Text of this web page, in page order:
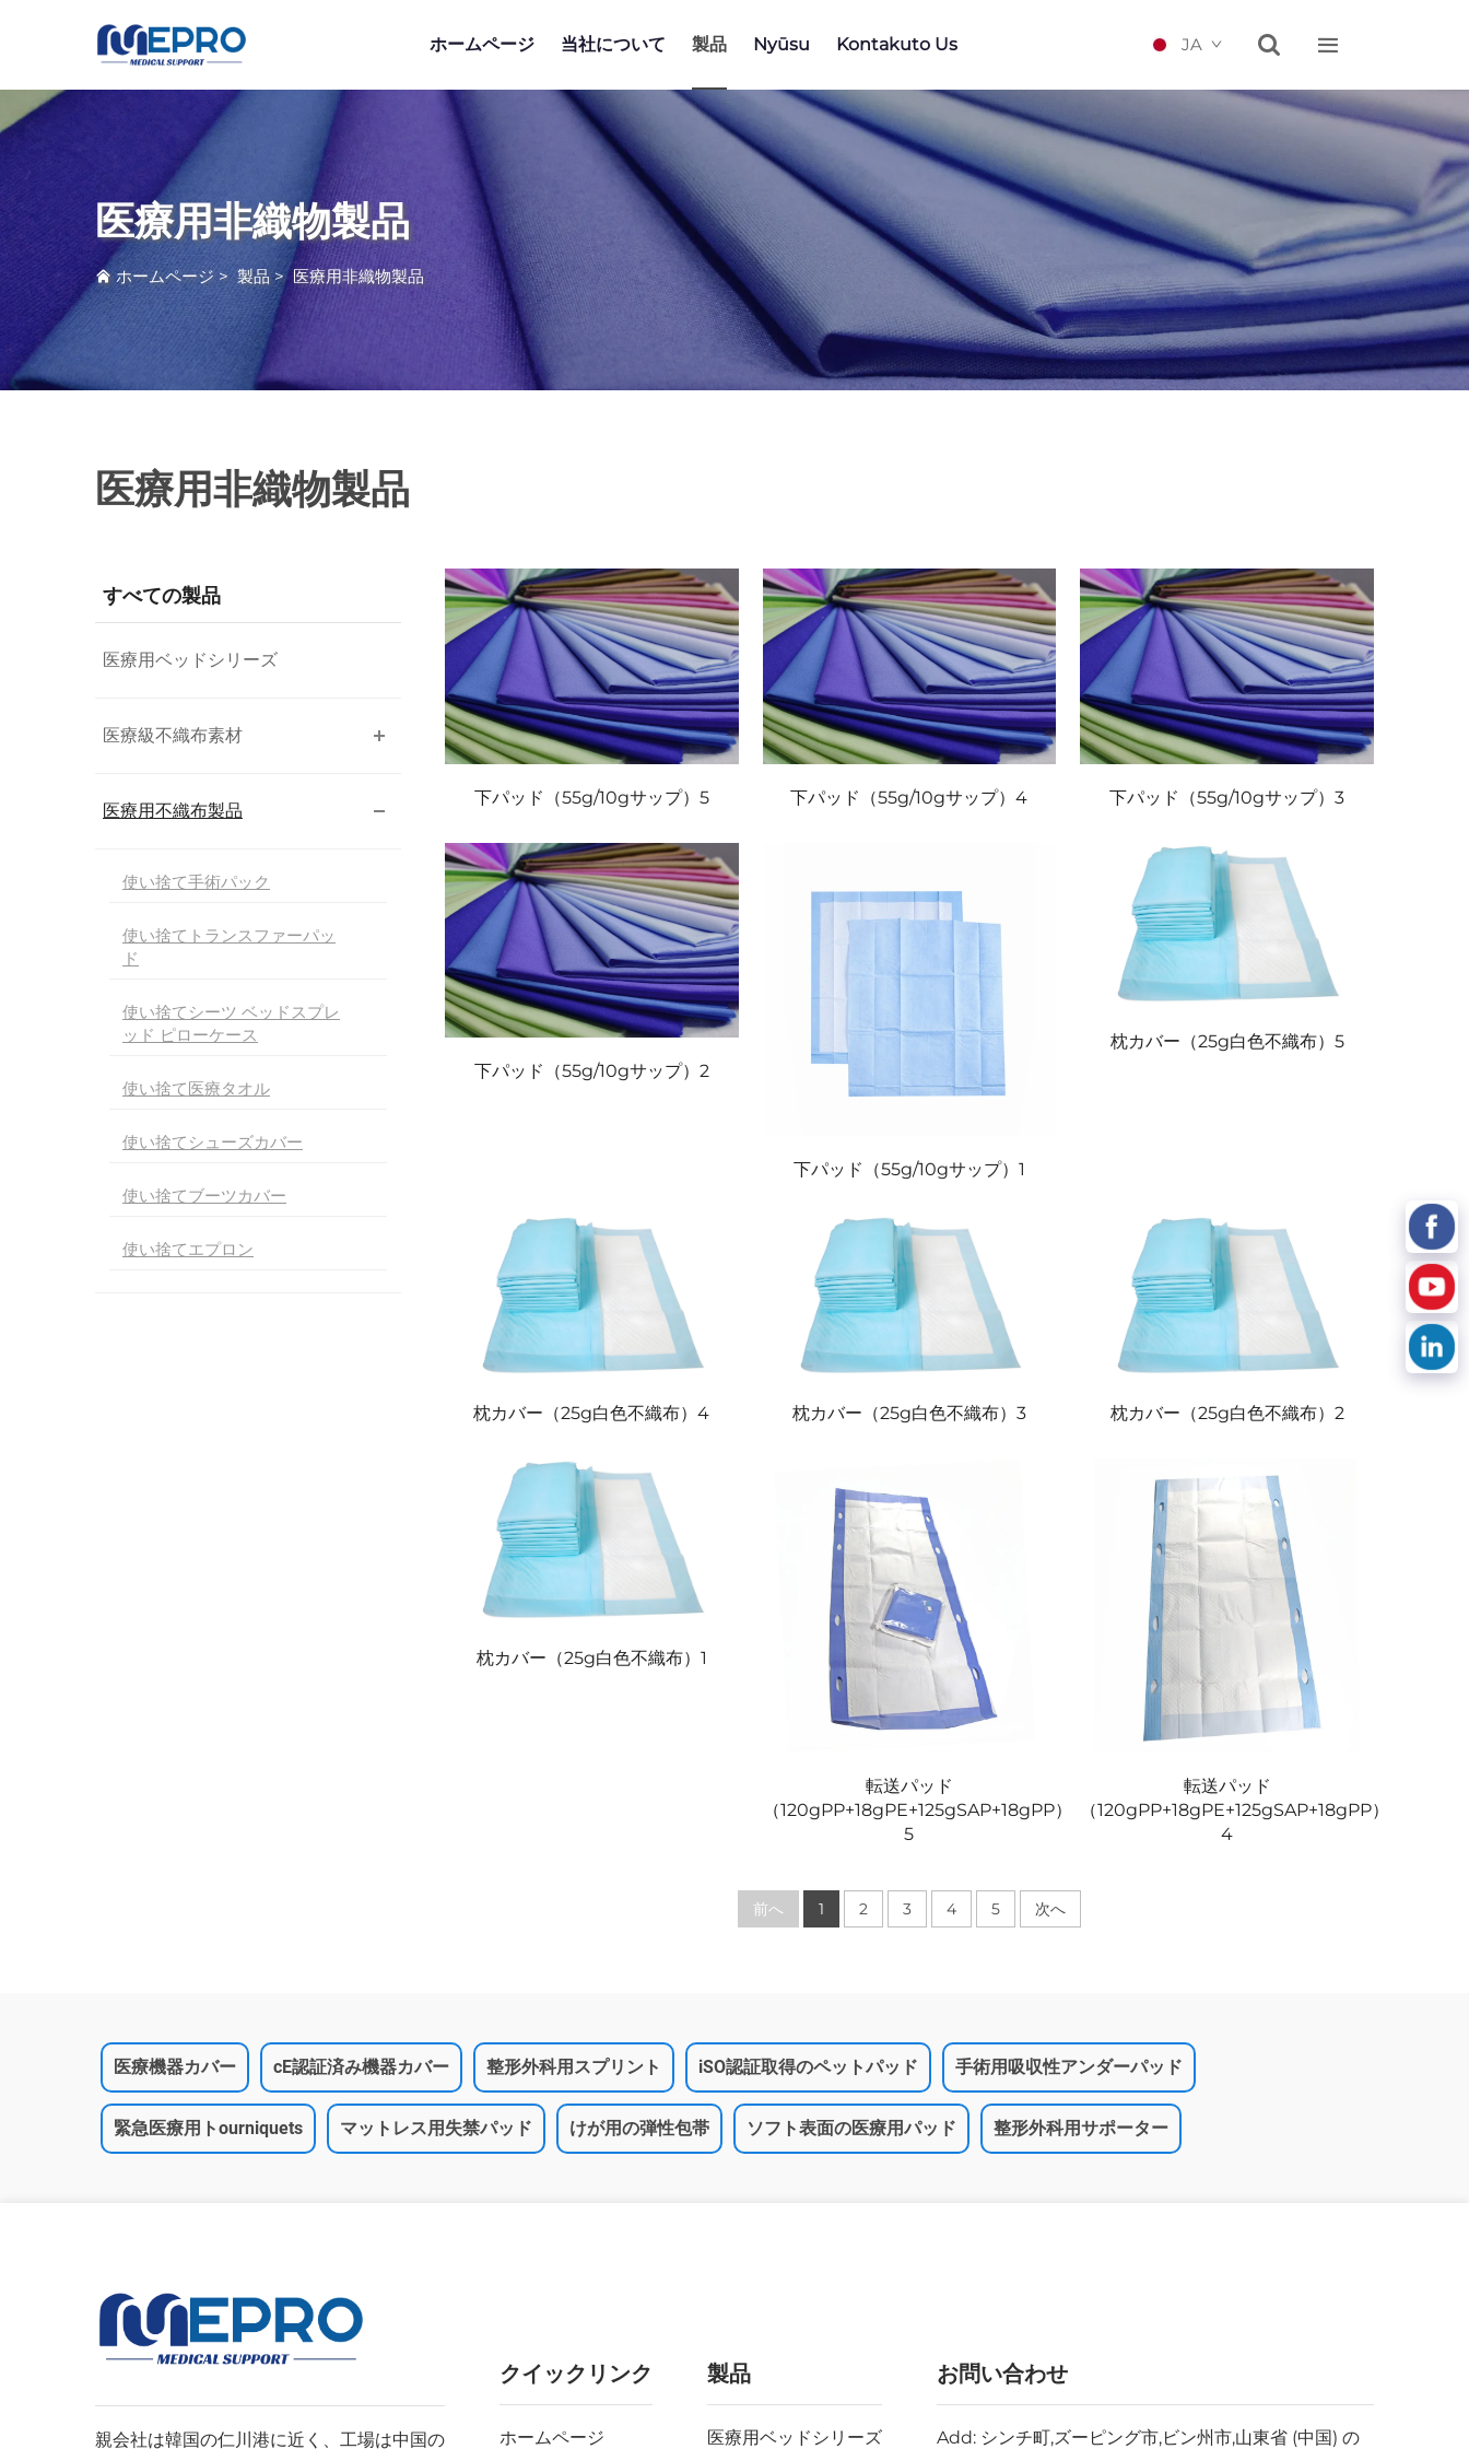
ホームページ 当社について 製品 Nyūsu Kontakuto Us JA  
医療用非織物製品
ホームページ>製品>医療用非織物製品
医療用非織物製品
すべての製品
医療用ベッドシリーズ
医療級不織布素材
医療用不織布製品
使い捨て手術パック
使い捨てトランスファーパッ
ド
使い捨てシーツ ベッドスプレ
ッド ピローケース
使い捨て医療タオル
使い捨てシューズカバー
使い捨てブーツカバー
使い捨てエプロン
下パッド（55g/10gサップ）5 下パッド（55g/10gサップ）4 下パッド（55g/10gサップ）3
下パッド（55g/10gサップ）2
下パッド（55g/10gサップ）1
枕カバー（25g白色不織布）5
枕カバー（25g白色不織布）4 枕カバー（25g白色不織布）3 枕カバー（25g白色不織布）2
枕カバー（25g白色不織布）1
転送パッド
（120gPP+18gPE+125gSAP+18gPP）
5
転送パッド
（120gPP+18gPE+125gSAP+18gPP）
4
前へ 1 2 3 4 5 次へ
医療機器カバー cE認証済み機器カバー 整形外科用スプリント iSO認証取得のペットパッド 手術用吸収性アンダーパッド
緊急医療用トourniquets マットレス用失禁パッド けが用の弾性包帯 ソフト表面の医療用パッド 整形外科用サポーター
親会社は韓国の仁川港に近く、工場は中国の
クイックリンク
ホームページ
製品
医療用ベッドシリーズ
お問い合わせ
Add: シンチ町,ズーピング市,ビン州市,山東省 (中国) の